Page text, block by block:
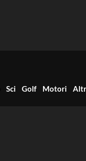
Sci Golf Motori